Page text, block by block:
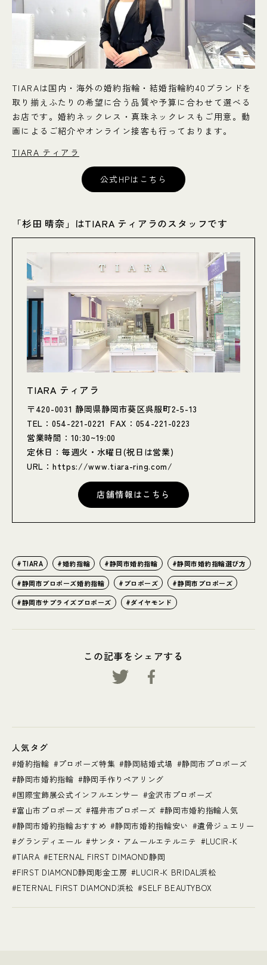
TIARAは国内・海外の婚約指輪・結婚指輪約40ブランドを
取り揃えふたりの希望に合う品質や予算に合わせて選べる
お店です。婚約ネックレス・真珠ネックレスもご用意。動
画によるご紹介やオンライン接客も行っております。
TIARA ティアラ
公式HPはこちら
「杉田 晴奈」はTIARA ティアラのスタッフです
TIARA ティアラ
〒420-0031 静岡県静岡市葵区呉服町2-5-13
TEL：054-221-0221 FAX：054-221-0223
営業時間：10:30~19:00
定休日：毎週火・水曜日(祝日は営業)
URL： https://www.tiara-ring.com/
店舗情報はこちら
TIARA 婚約指輪 静岡市婚約指輪 静岡市婚約指輪選び方
静岡市プロポーズ婚約指輪 プロポーズ 静岡市プロポーズ
静岡市サプライズプロポーズ ダイヤモンド
この記事をシェアする
人気タグ
婚約指輪 プロポーズ特集 静岡結婚式場
静岡市プロポーズ
静岡市婚約指輪
静岡手作りペアリング
国際宝飾展公式インフルエンサー
金沢市プロポーズ
富山市プロポーズ
福井市プロポーズ
静岡市婚約指輪人気
静岡市婚約指輪おすすめ
静岡市婚約指輪安い
遺骨ジュエリー
グランディエール
サンタ・アムールエテルニテ
LUCIR-K
TIARA
ETERNAL FIRST DIMAOND静岡
FIRST DIAMOND静岡彫金工房
LUCIR-K BRIDAL浜松
ETERNAL FIRST DIAMOND浜松
SELF BEAUTYBOX